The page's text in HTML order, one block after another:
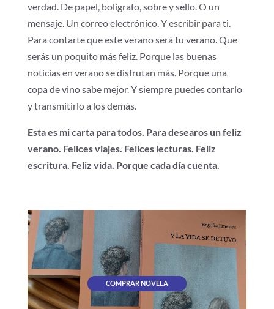
verdad. De papel, bolígrafo, sobre y sello. O un
mensaje. Un correo electrónico. Y escribir para ti.
Para contarte que este verano será tu verano. Que
serás un poquito más feliz. Porque las buenas
noticias en verano se disfrutan más. Porque una
copa de vino sabe mejor. Y siempre puedes contarlo
y transmitirlo a los demás.
Esta es mi carta para todos. Para desearos un feliz
verano. Felices viajes. Felices lecturas. Feliz
escritura. Feliz vida. Porque cada día cuenta.
COMPRAR NOVELA